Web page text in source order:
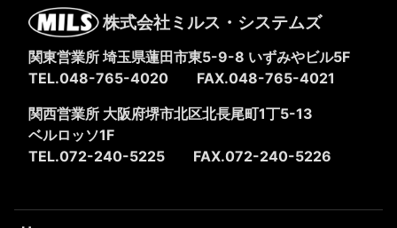
株式会社ミルス・システムズ
関東営業所 埼玉県蓮田市東5-9-8 いずみやビル5F
TEL.048-765-4020
FAX.048-765-4021
関西営業所 大阪府堺市北区北長尾町1丁5-13
ベルロッソ1F
TEL.072-240-5225
FAX.072-240-5226